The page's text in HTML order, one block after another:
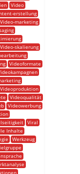
Video
erstellung
Video-marketing
Video-skalierung
Videoformate
Videoproduktion
Videoqualität
Videowerbung
Viral
Inhalte
Werkzeug